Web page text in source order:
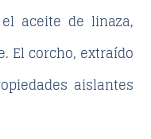
aceite de linaza,
El corcho, extraído
aislantes